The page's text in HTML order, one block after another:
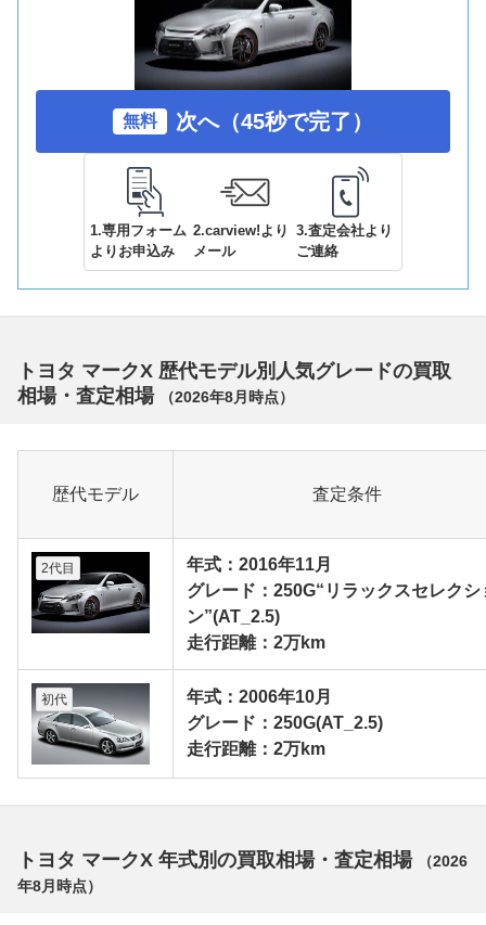
無料 次へ（45秒で完了）
1.専用フォーム
よりお申込み
2.carview!より
メール
3.査定会社より
ご連絡
トヨタ マークX 歴代モデル別人気グレードの買取
相場・査定相場
（2026年8月 時点）
歴代モデル 査定条件
2代目
年式：2016年11月
グレード：250G“リラックスセレクシ
ン”(AT_2.5)
走行距離：2万km
初代
年式：2006年10月
グレード：250G(AT_2.5)
走行距離：2万km
トヨタ マークX 年式別の買取相場・査定相場 （2026
年8月 時点）